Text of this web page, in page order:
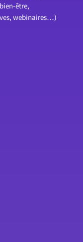
être,
webinaires…)